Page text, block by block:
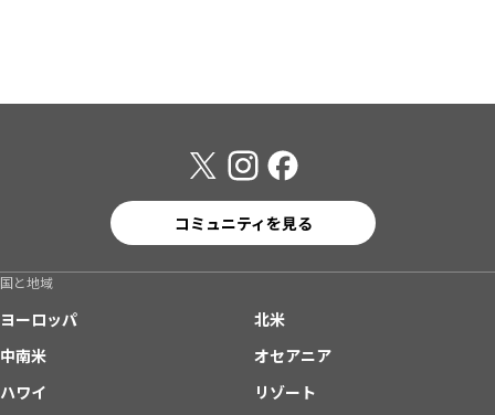
コミュニティを見る
国と地域
ヨーロッパ
北米
中南米
オセアニア
ハワイ
リゾート